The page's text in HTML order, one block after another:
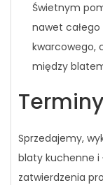
Świetnym
nawet
kwarcowego,
między
Sprzedajemy,
blaty kuchenne i
zatwierdzenia